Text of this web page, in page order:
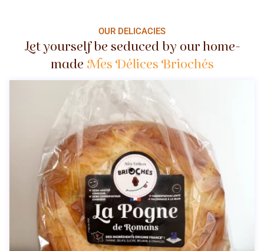
OUR DELICACIES
Let yourself be seduced by our home-
made Mes Délices Briochés